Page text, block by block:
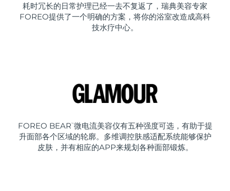
耗时冗长的日常护理已经一去不复返了，瑞典美容专家
FOREO提供了一个明确的方案，将你的浴室改造成高科
技水疗中心。
FOREO BEAR ™ 微电流美容仪有五种强度可选，有助于提
升面部各个区域的轮廓。多维调控肤感适配系统能够保护
皮肤，并有相应的APP来规划各种面部锻炼。